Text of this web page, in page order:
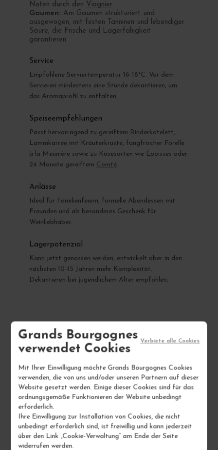
Grands Bourgognes
verwendet Cookies
Mit Ihrer Einwilligung möchte Grands Bourgognes Cookies
verwenden, die von uns und/oder unseren Partnern auf dieser
Website gesetzt werden. Einige dieser Cookies sind für das
ordnungsgemäße Funktionieren der Website unbedingt
erforderlich.
Ihre Einwilligung zur Installation von Cookies, die nicht
unbedingt erforderlich sind, ist freiwillig und kann jederzeit
über den Link „Cookie-Verwaltung“ am Ende der Seite
widerrufen werden.
Verbiete alle Cookies
Noten durch den Viognier.
Gaumen: Am Gaumen strukturiert und
ausgewogen, mit festen Tanninen und lebendiger
Säure, die Frische und Lagerfähigkeit
garantieren.
Service
Empfohlene Serviertemperatur 16-18°C. Vor dem
Servieren mindestens eine Stunde dekantieren, um
das Aromaprofil zu entfalten.
Speiseempfehlungen
Passt hervorragend zu gereiftem Rinderkotelett,
Lammkarree mit Kräuterkruste, fangfrischer Forelle
à la Meunière sowie zu Käsesorten wie Époisses oder
24 Monate gereiftem Comté.
Anlässe
Ideal für Familienfeiern, formelle Abendessen mit
Freunden und als besonderes Geschenk für
Weinliebhaber.
Lagerpotenzial
Kann jetzt genossen werden, entwickelt aber in den
nächsten 10-15 Jahren mehr Komplexität.
Dekantieren bei jugendlichem Alter empfohlen.
IHR NÄCHSTER FAVORIT